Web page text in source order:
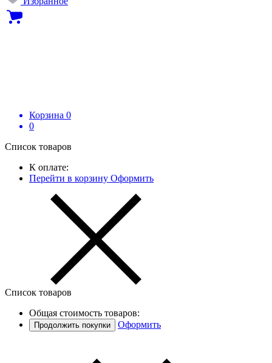
Корзина 0
0
Список товаров
К оплате:
Перейти в корзину Оформить
Список товаров
Общая стоимость товаров:
Продолжить покупки Оформить